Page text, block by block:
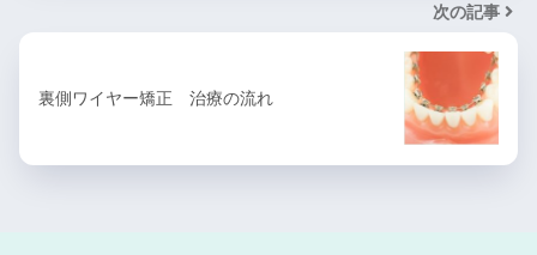
次の記事
裏側ワイヤー矯正 治療の流れ